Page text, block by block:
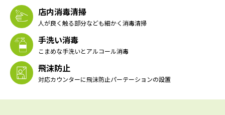
店内消毒清掃
人が良く触る部分なども細かく消毒清掃
手洗い消毒
こまめな手洗いとアルコール消毒
飛沫防止
対応カウンターに飛沫防止パーテーションの設置